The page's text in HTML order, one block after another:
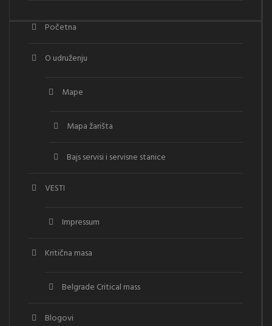
Početna
O udruženju
Mape
Mapa žarišta
Bajs servisi i servisne stanice
VESTI
Impressum
Kritična masa
Belgrade Critical mass
Blogovi